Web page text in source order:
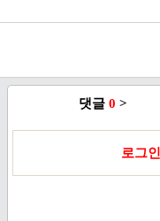
댓글 0 >
로그인